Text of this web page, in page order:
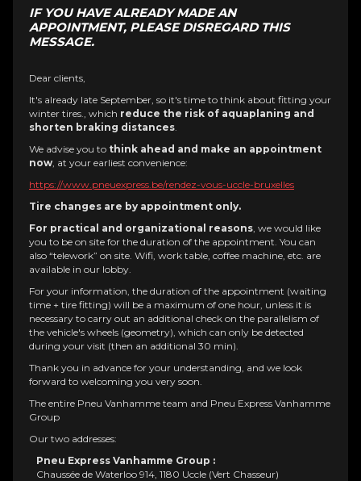
IF YOU HAVE ALREADY MADE AN
APPOINTMENT, PLEASE DISREGARD THIS
MESSAGE.
Dear clients,
It's already late September, so it's time to think about fitting your
winter tires., which reduce the risk of aquaplaning and
shorten braking distances.
We advise you to think ahead and make an appointment
now, at your earliest convenience:
https://www.pneuexpress.be/rendez-vous-uccle-bruxelles
Tire changes are by appointment only.
For practical and organizational reasons, we would like
you to be on site for the duration of the appointment. You can
also “telework” on site. Wifi, work table, coffee machine, etc. are
available in our lobby.
For your information, the duration of the appointment (waiting
time + tire fitting) will be a maximum of one hour, unless it is
necessary to carry out an additional check on the parallelism of
the vehicle's wheels (geometry), which can only be detected
during your visit (then an additional 30 min).
Thank you in advance for your understanding, and we look
forward to welcoming you very soon.
The entire Pneu Vanhamme team and Pneu Express Vanhamme
Group
Our two addresses:
Pneu Express Vanhamme Group :
Chaussée de Waterloo 914, 1180 Uccle (Vert Chasseur)